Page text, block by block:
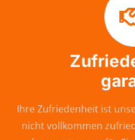
Ihre Zufriedenheit ist
nicht vollkommen